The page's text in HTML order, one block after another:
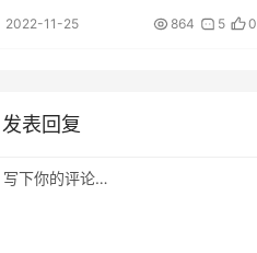
2022-11-25 864 5 0
发表回复